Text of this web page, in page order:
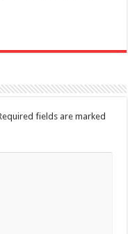
fields are marked